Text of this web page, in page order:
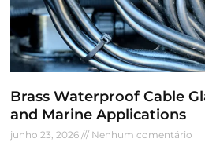
Brass Waterproof Cable
and Marine Applications
junho 23, 2026 Nenhum comentário